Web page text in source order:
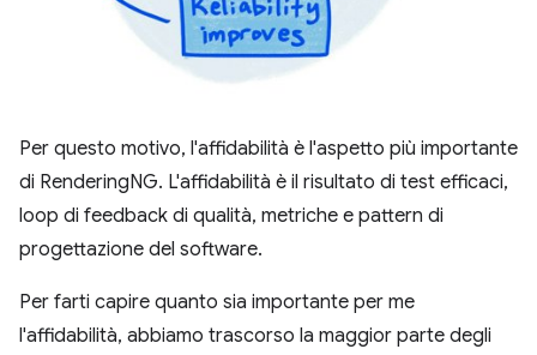
Per questo motivo, l'affidabilità è l'aspetto più importante
di RenderingNG. L'affidabilità è il risultato di test efficaci,
loop di feedback di qualità, metriche e pattern di
progettazione del software.
Per farti capire quanto sia importante per me
l'affidabilità, abbiamo trascorso la maggior parte degli